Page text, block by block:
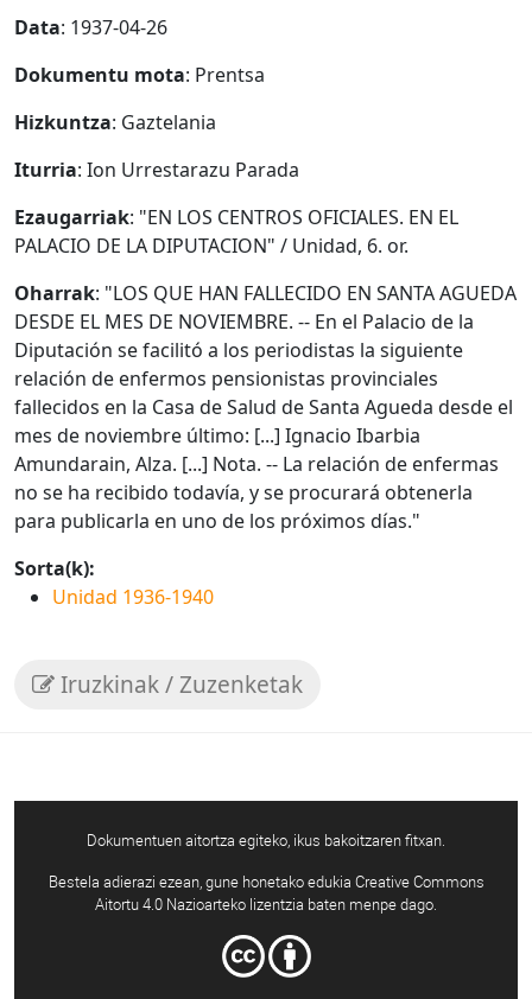
Data: 1937-04-26
Dokumentu mota: Prentsa
Hizkuntza: Gaztelania
Iturria: Ion Urrestarazu Parada
Ezaugarriak: "EN LOS CENTROS OFICIALES. EN EL
PALACIO DE LA DIPUTACION" / Unidad, 6. or.
Oharrak: "LOS QUE HAN FALLECIDO EN SANTA AGUEDA
DESDE EL MES DE NOVIEMBRE. -- En el Palacio de la
Diputación se facilitó a los periodistas la siguiente
relación de enfermos pensionistas provinciales
fallecidos en la Casa de Salud de Santa Agueda desde el
mes de noviembre último: [...] Ignacio Ibarbia
Amundarain, Alza. [...] Nota. -- La relación de enfermas
no se ha recibido todavía, y se procurará obtenerla
para publicarla en uno de los próximos días."
Sorta(k):
Unidad 1936-1940
Iruzkinak / Zuzenketak
Dokumentuen aitortza egiteko, ikus bakoitzaren fitxan.
Bestela adierazi ezean, gune honetako edukia Creative Commons
Aitortu 4.0 Nazioarteko lizentzia baten menpe dago.